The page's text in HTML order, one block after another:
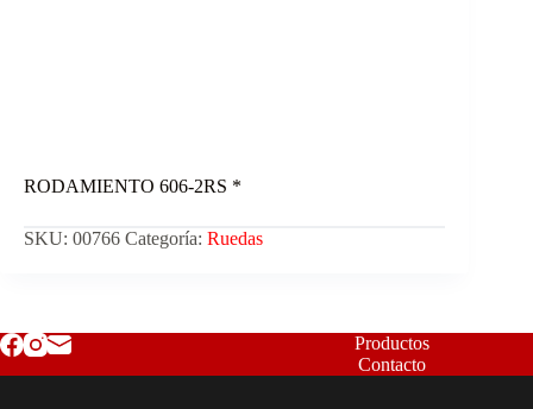
RODAMIENTO 606-2RS *
SKU: 00766 Categoría: Ruedas
Productos
Contacto